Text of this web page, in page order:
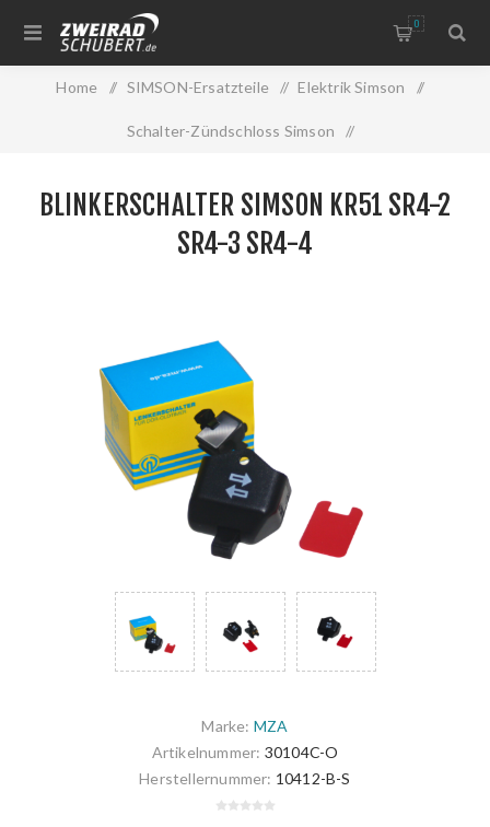
0
Home / SIMSON-Ersatzteile / Elektrik Simson /
Schalter-Zündschloss Simson /
BLINKERSCHALTER SIMSON KR51 SR4-2
SR4-3 SR4-4
Marke: MZA
Artikelnummer: 30104C-O
Herstellernummer: 10412-B-S